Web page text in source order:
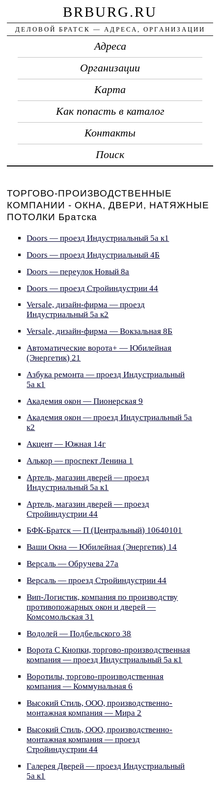
BRBURG.RU
ДЕЛОВОЙ БРАТСК — АДРЕСА, ОРГАНИЗАЦИИ
Адреса
Организации
Карта
Как попасть в каталог
Контакты
Поиск
ТОРГОВО-ПРОИЗВОДСТВЕННЫЕ
КОМПАНИИ - ОКНА, ДВЕРИ, НАТЯЖНЫЕ
ПОТОЛКИ Братска
Doors — проезд Индустриальный 5а к1
Doors — проезд Индустриальный 4Б
Doors — переулок Новый 8а
Doors — проезд Стройиндустрии 44
Versale, дизайн-фирма — проезд
Индустриальный 5а к2
Versale, дизайн-фирма — Вокзальная 8Б
Автоматические ворота+ — Юбилейная
(Энергетик) 21
Азбука ремонта — проезд Индустриальный
5а к1
Академия окон — Пионерская 9
Академия окон — проезд Индустриальный 5а
к2
Акцент — Южная 14г
Алькор — проспект Ленина 1
Артель, магазин дверей — проезд
Индустриальный 5а к1
Артель, магазин дверей — проезд
Стройиндустрии 44
БФК-Братск — П (Центральный) 10640101
Ваши Окна — Юбилейная (Энергетик) 14
Версаль — Обручева 27а
Версаль — проезд Стройиндустрии 44
Вип-Логистик, компания по производству
противопожарных окон и дверей —
Комсомольская 31
Водолей — Подбельского 38
Ворота С Кнопки, торгово-производственная
компания — проезд Индустриальный 5а к1
Воротилы, торгово-производственная
компания — Коммунальная 6
Высокий Стиль, ООО, производственно-
монтажная компания — Мира 2
Высокий Стиль, ООО, производственно-
монтажная компания — проезд
Стройиндустрии 44
Галерея Дверей — проезд Индустриальный
5а к1